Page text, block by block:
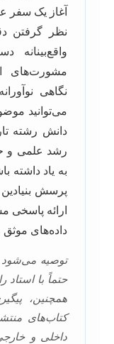
آغاز یک سفر
نظر گرفتن
واقع‌بینانه
مشورت‌های
نگاهی
می‌توانید
دانش رشته
رشد علمی و
به یاد داشته
پرسش
ارائه پاسخی
داده‌های
توصیه
حتماً با استاد
همچنین،
کتاب‌های
داخلی و